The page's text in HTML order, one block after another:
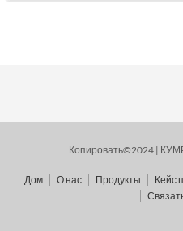
Копировать©2024 |
Дом О нас Продукты Кейс